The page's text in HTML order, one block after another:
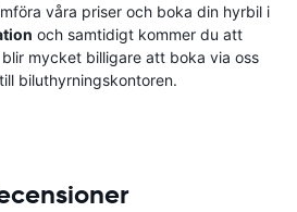
våra priser och boka din hyrbil i
och samtidigt kommer du att
mycket billigare att boka via oss
biluthyrningskontoren.